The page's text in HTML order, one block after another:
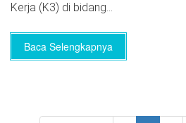
Kerja (K3) di bidang...
Baca Selengkapnya